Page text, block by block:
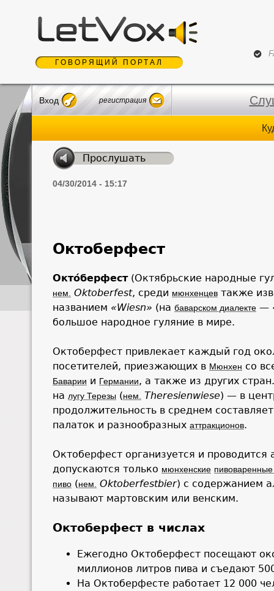
ГОВОРЯЩИЙ ПОРТАЛ
Вход регистрация
04/30/2014 - 15:17
Октоберфест
Окто́берфест(Октябрьские народные
нем. Oktoberfest, среди мюнхенцев также
названием «Wiesn» (на баварском диалекте —
большое народное гуляние в мире.
Октоберфест привлекает каждый год
посетителей, приезжающих в Мюнхен со
Баварии и Германии, а также из других
на лугу Терезы (нем. Theresienwiese) — в
продолжительность в среднем
палаток и разнообразных аттракционов.
Октоберфест организуется и
допускаются только мюнхенские
пиво (нем. Oktoberfestbier) с содержанием
называют мартовским или венским.
Октоберфест в числах
Ежегодно Октоберфест посещают
миллионов литров пива и съедают
На Октоберфесте работает 12 000